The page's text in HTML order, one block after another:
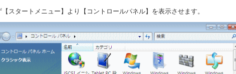
【スタートメニュー】より【コントロールパネル】を表示させます。